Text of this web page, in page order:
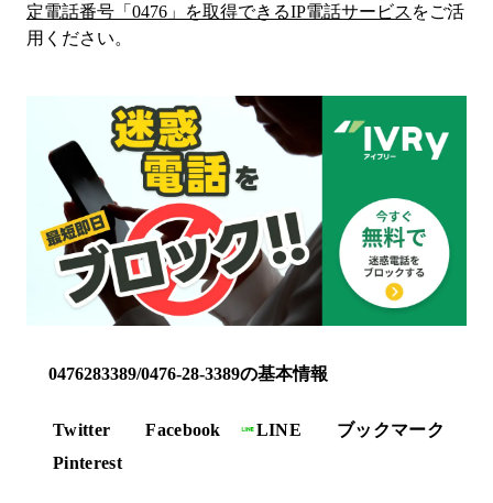
定電話番号「 0476 」を取得できるIP電話サービス をご活
用ください。
0476283389/0476-28-3389の基本情報
Twitter Facebook LINE
ブックマーク
Pinterest